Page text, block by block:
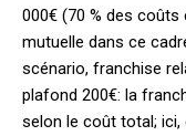
000€ (70 % des coûts
mutuelle dans ce
scénario, franchise
plafond 200€: la
selon le coût total; ici,